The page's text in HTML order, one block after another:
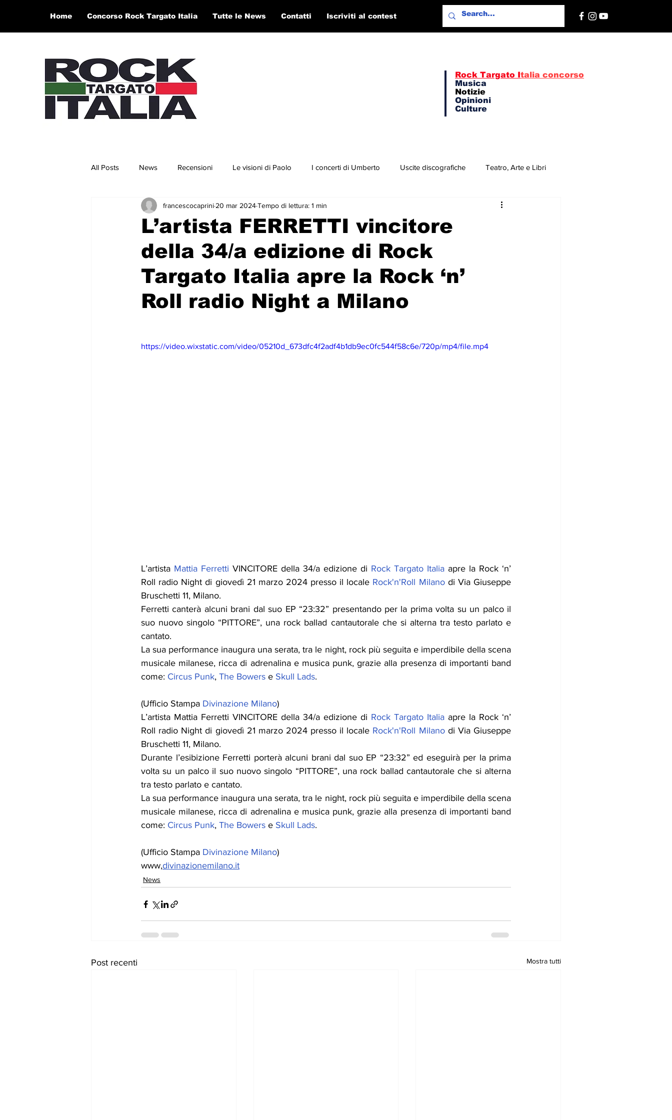
Home Concorso Rock Targato Italia Tutte le News Contatti Iscriviti al contest
Rock Targato Italia concorso
Musica
Notizie
Opinioni
Culture
All Posts News Recensioni Le visioni di Paolo I concerti di Umberto Uscite discografiche Teatro, Arte e Libri
Concerti e Video Artisti in concorso RTI 2025 Playlist
L’artista FERRETTI vincitore
della 34/a edizione di Rock
Targato Italia apre la Rock ‘n’
Roll radio Night a Milano
francescocaprini 20 mar 2024Tempo di lettura: 1 min
https://video.wixstatic.com/video/05210d_673dfc4f2adf4b1db9ec0fc544f58c6e/720p/mp4/file.mp4
L’artista Mattia Ferretti VINCITORE della 34/a edizione di Rock Targato Italia apre la Rock ‘n’
Roll radio Night di giovedì 21 marzo 2024 presso il locale Rock'n'Roll Milano di Via Giuseppe
Bruschetti 11, Milano.
Ferretti canterà alcuni brani dal suo EP “23:32” presentando per la prima volta su un palco il
suo nuovo singolo “PITTORE”, una rock ballad cantautorale che si alterna tra testo parlato e
cantato.
La sua performance inaugura una serata, tra le night, rock più seguita e imperdibile della scena
musicale milanese, ricca di adrenalina e musica punk, grazie alla presenza di importanti band
come: Circus Punk, The Bowers e Skull Lads.
(Ufficio Stampa Divinazione Milano)
L’artista Mattia Ferretti VINCITORE della 34/a edizione di Rock Targato Italia apre la Rock ‘n’
Roll radio Night di giovedì 21 marzo 2024 presso il locale Rock'n'Roll Milano di Via Giuseppe
Bruschetti 11, Milano.
Durante l’esibizione Ferretti porterà alcuni brani dal suo EP “23:32” ed eseguirà per la prima
volta su un palco il suo nuovo singolo “PITTORE”, una rock ballad cantautorale che si alterna
tra testo parlato e cantato.
La sua performance inaugura una serata, tra le night, rock più seguita e imperdibile della scena
musicale milanese, ricca di adrenalina e musica punk, grazie alla presenza di importanti band
come: Circus Punk, The Bowers e Skull Lads.
(Ufficio Stampa Divinazione Milano)
www,divinazionemilano.it
News
Post recenti Mostra tutti